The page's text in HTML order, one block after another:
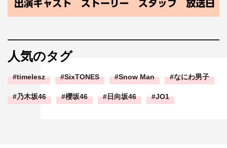
人気のタグ
timelesz SixTONES Snow Man なにわ男子
乃木坂46 櫻坂46 日向坂46 JO1